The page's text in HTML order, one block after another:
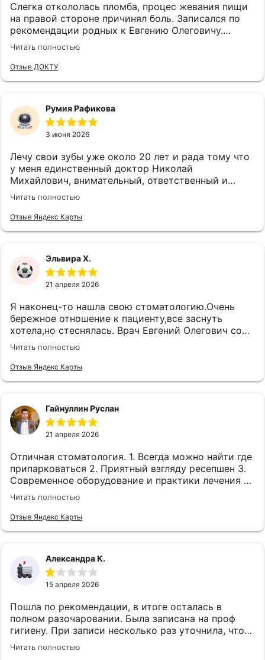
Слегка откололась пломба, процес жевания пищи
на правой стороне причинял боль. Записался по
рекомендации родных к Евгению Олеговичу.
Доктор осмотрел, спросил что беспокоит, сделал
снимок, объяснил почему болит и что он будет
делать, озвучил приблизительную цену которая
зубы у Евгения Олеговича, рекомендую как
профессионала своего дела.
Читать полностью
Отзыв ДОКТУ
Румия Рафикова
3 июня 2026
Лечу свои зубы уже около 20 лет и рада тому что
у меня единственный доктор Николай
Михайлович, внимательный, ответственный и
очень грамотный специалист. Желаю дальнейшей
успешной работы, процветания!!!
Читать полностью
Отзыв Яндекс Карты
Эльвира Х.
21 апреля 2026
Я наконец-то нашла свою стоматологию.Очень
бережное отношение к пациенту,все заснуть
хотела,но стеснялась. Врач Евгений Олегович со
своими золотыми руками творит чудеса. Везде
чистота и комфорт,как в раю
Читать полностью
Отзыв Яндекс Карты
Гайнуллин Руслан
21 апреля 2026
Отличная стоматология. 1. Всегда можно найти где
припарковаться 2. Приятный взгляду ресепшен 3.
Современное оборудование и практики лечения 4.
Профессиональный кадровый состав 5. На работы,
есть гарантия 6. Приятные цены,, три шкуры не
берут,, 7. Лечим зубы там с супругой , ни разу не
Читать полностью
Отзыв Яндекс Карты
Александра К.
15 апреля 2026
Пошла по рекомендации, в итоге осталась в
полном разочаровании. Была записана на проф
гигиену. При записи несколько раз уточнила, что
мне необходима чистка AirFlow, т.к. у меня виниры,
на что администратор сказала, что врач сам
Читать полностью